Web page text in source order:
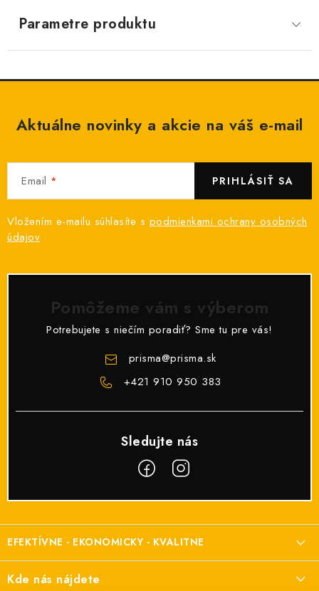
Parametre produktu
Aktuálne novinky a akcie na váš e-mail
Email
Vložením e-mailu súhlasíte s podmienkami ochrany osobných
údajov
PRIHLÁSIŤ SA
Pomôžeme vám s výberom
Potrebujete s niečím poradiť? Sme tu pre vás!
prisma@prisma.sk
+421 910 950 383
á
p
ä
EFEKTÍVNE - EKONOMICKY - KVALITNE
a elektroinštalácie
Kde nás nájdete